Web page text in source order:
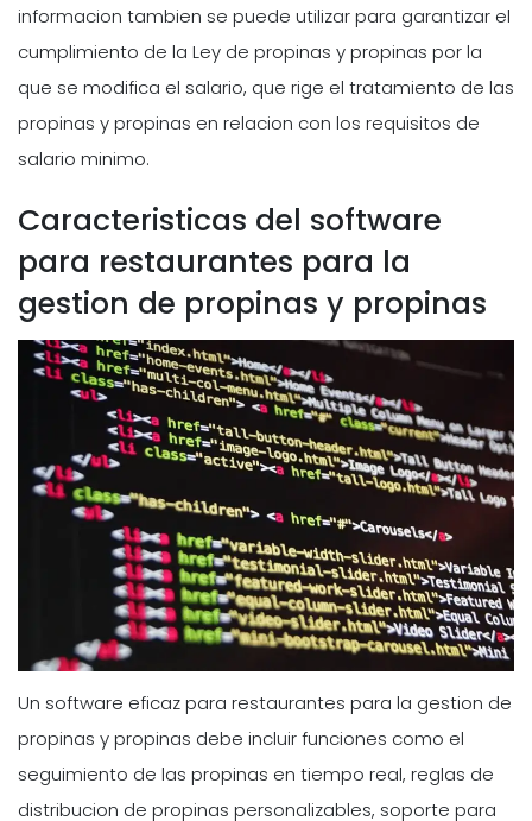
informacion tambien se puede utilizar para garantizar el
cumplimiento de la Ley de propinas y propinas por la
que se modifica el salario, que rige el tratamiento de las
propinas y propinas en relacion con los requisitos de
salario minimo.
Caracteristicas del software
para restaurantes para la
gestion de propinas y propinas
Un software eficaz para restaurantes para la gestion de
propinas y propinas debe incluir funciones como el
seguimiento de las propinas en tiempo real, reglas de
distribucion de propinas personalizables, soporte para